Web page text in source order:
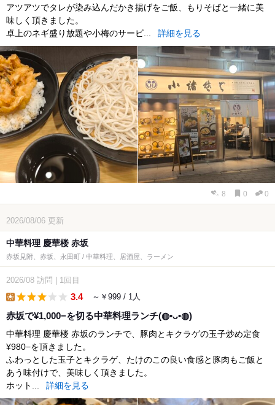
アツアツでタレが染み込んだかき揚げをご飯、もりそばと一緒に美
味しく頂きました。
卓上のネギ盛り放題や小梅のサービ...
詳細を見る
8 0 0
2026/08/06 更新
中華料理 慶華楼 赤坂
赤坂見附、赤坂、永田町 / 中華料理、居酒屋、ラーメン
2026/08 訪問 1回目
3.4 ～￥999 / 1人
赤坂で¥1,000−を切る中華料理ランチ(⁠◍⁠•⁠ᴗ⁠•⁠◍⁠)
中華料理 慶華楼 赤坂のランチで、豚肉とキクラゲの玉子炒め定食
¥980−を頂きました。
ふわっとした玉子とキクラゲ、たけのこの良い食感と豚肉もご飯と
あう味付けで、美味しく頂きました。
ホット...
詳細を見る